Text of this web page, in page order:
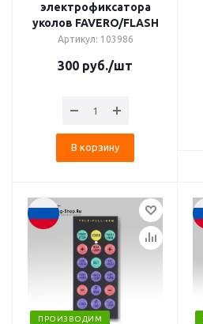
электрофиксатора
уколов FAVERO/FLASH
Артикул: 103986
300 руб./шт
В корзину
ПРОИЗВОДИМ